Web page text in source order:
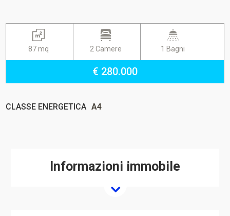
87 mq 2 Camere 1 Bagni
€ 280.000
CLASSE ENERGETICA A4
Informazioni immobile